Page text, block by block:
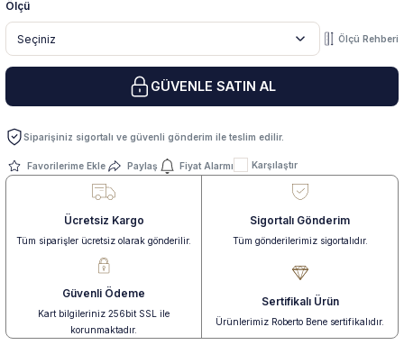
Ölçü
Ölçü Rehberi
GÜVENLE SATIN AL
Siparişiniz sigortalı ve güvenli gönderim ile teslim edilir.
Paylaş Fiyat Alarmı Karşılaştır
Ücretsiz Kargo
Tüm siparişler ücretsiz olarak gönderilir.
Sigortalı Gönderim
Tüm gönderilerimiz sigortalıdır.
Güvenli Ödeme
Kart bilgileriniz 256bit SSL ile
korunmaktadır.
Sertifikalı Ürün
Ürünlerimiz Roberto Bene sertifikalıdır.